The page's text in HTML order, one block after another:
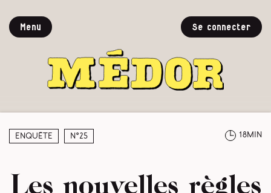
Menu Se connecter
Enquête N°25 18min
Les nouvelles règles